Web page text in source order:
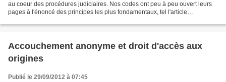
au coeur des procédures judiciaires. Nos codes ont peu à peu ouvert leurs
pages à l'énoncé des principes les plus fondamentaux, tel l'article
Accouchement anonyme et droit d'accès aux
origines
Publié le 29/09/2012 à 07:45